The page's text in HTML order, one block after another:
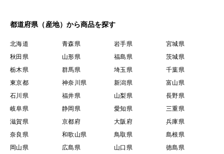
都道府県（産地）から商品を探す
北海道 青森県 岩手県
宮城県
秋田県
山形県 福島県
茨城県
栃木県
群馬県 埼玉県
千葉県
東京都
神奈川県 新潟県
富山県
石川県
福井県 山梨県
長野県
岐阜県
静岡県 愛知県
三重県
滋賀県
京都府 大阪府
兵庫県
奈良県
和歌山県 鳥取県
島根県
岡山県
広島県 山口県
徳島県